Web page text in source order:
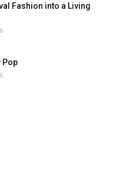
Fashion into a Living
Pop